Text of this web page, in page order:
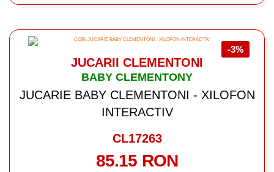
-3%
JUCARII CLEMENTONI
BABY CLEMENTONY
JUCARIE BABY CLEMENTONI - XILOFON
INTERACTIV
CL17263
85.15 RON